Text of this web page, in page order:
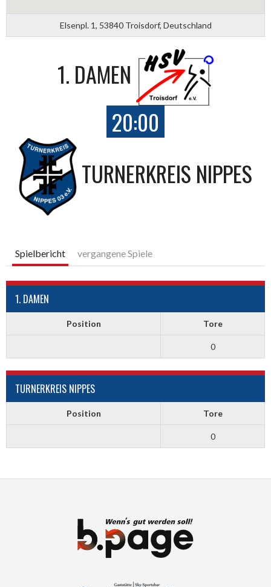
Elsenpl. 1, 53840 Troisdorf, Deutschland
1. DAMEN
20:00
TURNERKREIS NIPPES
Spielbericht vergangene Spiele
1. DAMEN
Position Tore
0
TURNERKREIS NIPPES
Position Tore
0